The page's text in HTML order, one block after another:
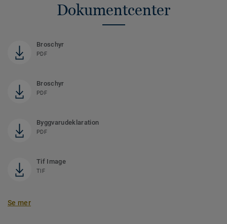
Dokumentcenter
Broschyr
PDF
Broschyr
PDF
Byggvarudeklaration
PDF
Tif Image
TIF
Se mer